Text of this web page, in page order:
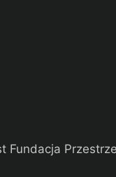
Fundacja